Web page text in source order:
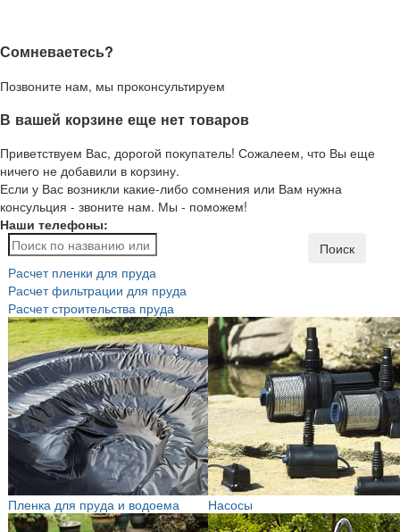
Сомневаетесь?
Позвоните нам, мы проконсультируем
В вашей корзине еще нет товаров
Приветствуем Вас, дорогой покупатель! Сожалеем, что Вы еще
ничего не добавили в корзину.
Если у Вас возникли какие-либо сомнения или Вам нужна
консульция - звоните нам. Мы - поможем!
Наши телефоны:
Поиск
Расчет пленки для пруда
Расчет фильтрации для пруда
Расчет строительства пруда
Пленка для пруда и водоема Насосы